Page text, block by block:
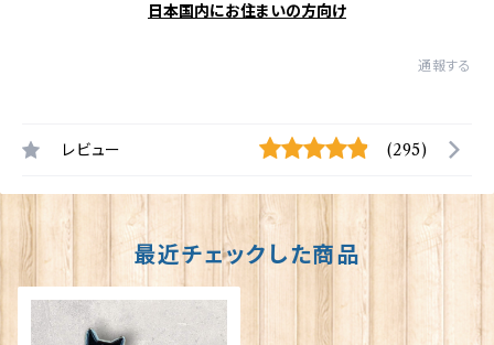
日本国内にお住まいの方向け
通報する
レビュー (295)
最近チェックした商品